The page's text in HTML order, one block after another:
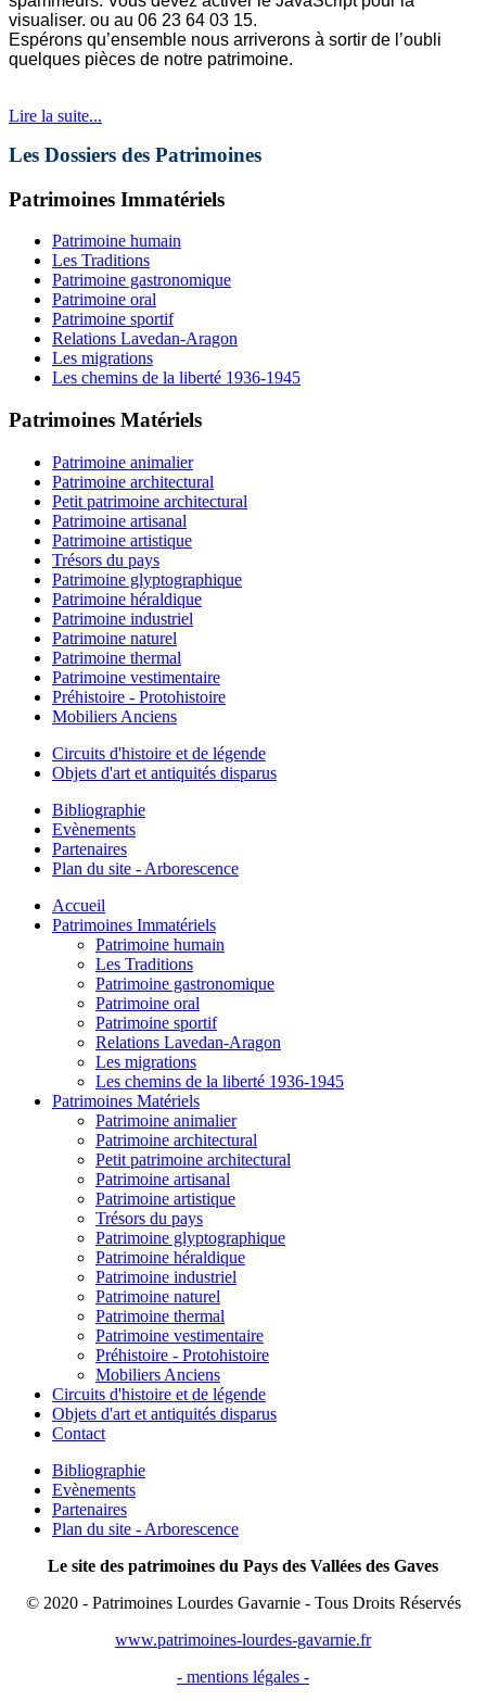
visualiser. ou au 06 23 64 03 15.
Espérons qu’ensemble nous arriverons à sortir de l’oubli
quelques pièces de notre patrimoine.
Lire la suite...
Les Dossiers des Patrimoines
Patrimoines Immatériels
Patrimoine humain
Les Traditions
Patrimoine gastronomique
Patrimoine oral
Patrimoine sportif
Relations Lavedan-Aragon
Les migrations
Les chemins de la liberté 1936-1945
Patrimoines Matériels
Patrimoine animalier
Patrimoine architectural
Petit patrimoine architectural
Patrimoine artisanal
Patrimoine artistique
Trésors du pays
Patrimoine glyptographique
Patrimoine héraldique
Patrimoine industriel
Patrimoine naturel
Patrimoine thermal
Patrimoine vestimentaire
Préhistoire - Protohistoire
Mobiliers Anciens
Circuits d'histoire et de légende
Objets d'art et antiquités disparus
Bibliographie
Evènements
Partenaires
Plan du site - Arborescence
Accueil
Patrimoines Immatériels
Patrimoine humain
Les Traditions
Patrimoine gastronomique
Patrimoine oral
Patrimoine sportif
Relations Lavedan-Aragon
Les migrations
Les chemins de la liberté 1936-1945
Patrimoines Matériels
Patrimoine animalier
Patrimoine architectural
Petit patrimoine architectural
Patrimoine artisanal
Patrimoine artistique
Trésors du pays
Patrimoine glyptographique
Patrimoine héraldique
Patrimoine industriel
Patrimoine naturel
Patrimoine thermal
Patrimoine vestimentaire
Préhistoire - Protohistoire
Mobiliers Anciens
Circuits d'histoire et de légende
Objets d'art et antiquités disparus
Contact
Bibliographie
Evènements
Partenaires
Plan du site - Arborescence
Le site des patrimoines du Pays des Vallées des Gaves
© 2020 - Patrimoines Lourdes Gavarnie - Tous Droits Réservés
www.patrimoines-lourdes-gavarnie.fr
- mentions légales -